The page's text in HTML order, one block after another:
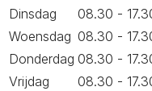
Dinsdag
08.30 -
Woensdag 08.30 -
Donderdag 08.30 -
Vrijdag
08.30 -